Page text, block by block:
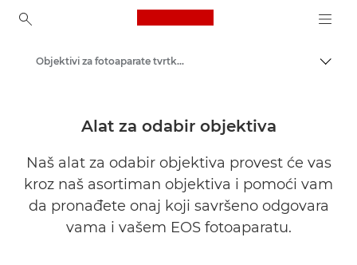
Canon Logo, back to
Objektivi za fotoaparate tvrtke Canon
Alat za odabir objektiva
Naš alat za odabir objektiva provest će vas
kroz naš asortiman objektiva i pomoći vam
da pronađete onaj koji savršeno odgovara
vama i vašem EOS fotoaparatu.